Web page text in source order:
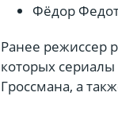
Фёдор
Ранее режиссер
которых
Гроссмана, а